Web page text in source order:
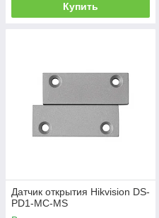
Купить
Датчик открытия Hikvision DS-
PD1-MC-MS